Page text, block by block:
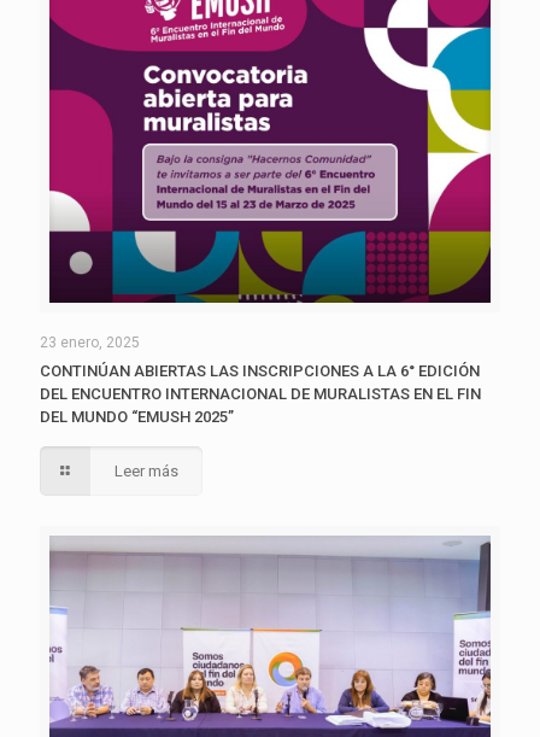
23 enero, 2025
CONTINÚAN ABIERTAS LAS INSCRIPCIONES A LA 6° EDICIÓN
DEL ENCUENTRO INTERNACIONAL DE MURALISTAS EN EL FIN
DEL MUNDO “EMUSH 2025”
Leer más